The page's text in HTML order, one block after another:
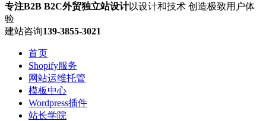
专注B2B B2C外贸独立站设计以设计和技术 创造极致用户体
验
建站咨询139-3855-3021
首页
Shopify服务
网站运维托管
模板中心
Wordpress插件
站长学院